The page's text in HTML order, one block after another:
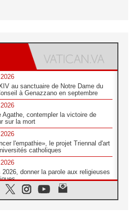
au sanctuaire de Notre Dame du
à Genazzano en septembre
Agathe, contempler la victoire de
sur la mort
l'empathie», le projet Triennal d'art
catholiques
2026, donner la parole aux religieuses
l'Église accompagne les